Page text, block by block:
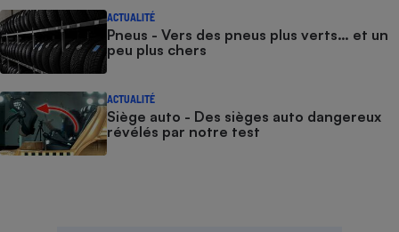
ACTUALITÉ
Pneus - Vers des pneus plus verts… et un
peu plus chers
ACTUALITÉ
Siège auto - Des sièges auto dangereux
révélés par notre test